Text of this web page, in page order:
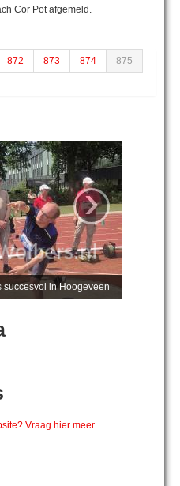
Cor Pot afgemeld.
872 873 874 875
succesvol in Hoogeveen
›